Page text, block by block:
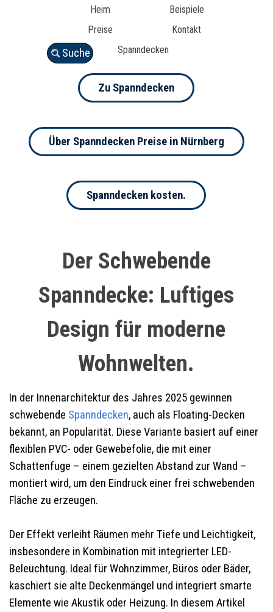
Heim
Beispiele
Preise
Kontakt
Spanndecken
Suche
Zu Spanndecken
Über Spanndecken Preise in Nürnberg
Spanndecken kosten.
Der Schwebende
Spanndecke: Luftiges
Design für moderne
Wohnwelten.
In der Innenarchitektur des Jahres 2025 gewinnen
schwebende Spanndecken, auch als Floating-Decken
bekannt, an Popularität. Diese Variante basiert auf einer
flexiblen PVC- oder Gewebefolie, die mit einer
Schattenfuge – einem gezielten Abstand zur Wand –
montiert wird, um den Eindruck einer frei schwebenden
Fläche zu erzeugen.
Der Effekt verleiht Räumen mehr Tiefe und Leichtigkeit,
insbesondere in Kombination mit integrierter LED-
Beleuchtung. Ideal für Wohnzimmer, Büros oder Bäder,
kaschiert sie alte Deckenmängel und integriert smarte
Elemente wie Akustik oder Heizung. In diesem Artikel